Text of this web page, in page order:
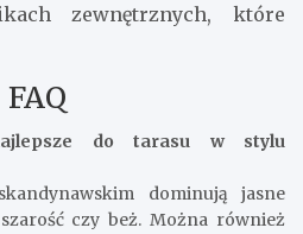
zewnętrznych, które
FAQ
do tarasu w stylu
dominują jasne
czy beż. Można również